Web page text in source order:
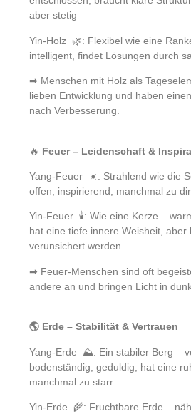
aber stetig
Yin-Holz 🌿: Flexibel wie eine
intelligent, findet Lösungen durch
➡ Menschen mit Holz als
lieben Entwicklung und haben
nach Verbesserung.
🔥 Feuer – Leidenschaft &
Yang-Feuer ☀️: Strahlend wie die
offen, inspirierend, manchmal zu
Yin-Feuer 🕯️: Wie eine Kerze –
hat eine tiefe innere Weisheit, aber
verunsichert werden
➡ Feuer-Menschen sind oft
andere an und bringen Licht in
🌎 Erde – Stabilität & Vertrauen
Yang-Erde ⛰️: Ein stabiler Berg –
bodenständig, geduldig, hat eine
manchmal zu starr
Yin-Erde 🌾: Fruchtbare Erde –